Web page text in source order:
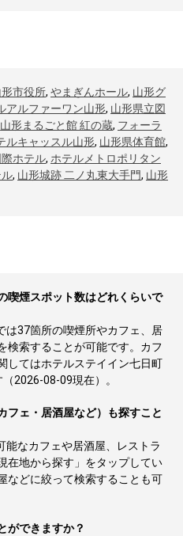
形市役所, やまぎんホール, 山形グ
アルファーワン山形, 山形県立図
山形まるごと館 紅の蔵, フォーラ
ルキャッスル山形, 山形県体育館,
ホテル, ホテルメトロポリタン
, 山形城跡 二ノ丸東大手門, 山形
喫煙スポット数はどれくらいで
は37箇所の喫煙所やカフェ、居
検索することが可能です。カフ
してはホテルステイイン七日町
2026-08-09現在）。
フェ・居酒屋など）も探すこと
能なカフェや居酒屋、レストラ
在地から探す」をタップしてい
などに絞って検索することも可
ができますか？